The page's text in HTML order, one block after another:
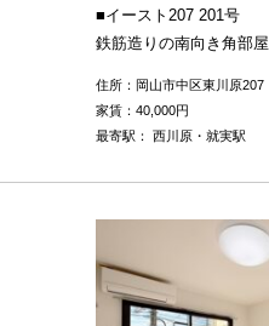
■イースト207 201号
鉄筋造りの南向き角部屋
住所：岡山市中区東川原207
家賃： 40,000円
最寄駅： 西川原・就実駅